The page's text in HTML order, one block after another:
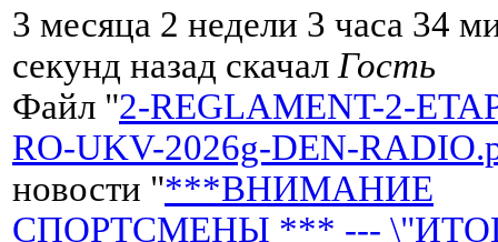
3 месяца 2 недели 3 часа 34
секунд назад скачал Гость
Файл "2-REGLAMENT-2-
RO-UKV-2026g-DEN-
новости "***ВНИМАНИЕ
СПОРТСМЕНЫ *** ---